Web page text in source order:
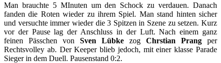
Man brauchte 5 MInuten um den Schock zu verdauen. Danach
fanden die Roten wieder zu ihrem Spiel. Man stand hinten sicher
und versuchte immer wieder die 3 Spitzen in Szene zu setzen. Kurz
vor der Pause lag der Anschluss in der Luft. Nach einem ganz
feinen Pässchen von Sven Lübke zog Chrstian Prang per
Rechtsvolley ab. Der Keeper blieb jedoch, mit einer klasse Parade
Sieger in dem Duell. Pausenstand 0:2.